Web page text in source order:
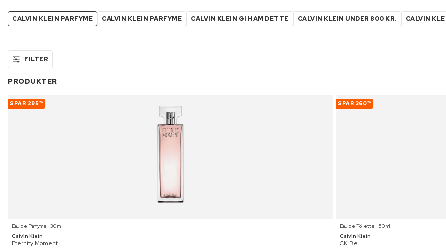
CALVIN KLEIN PARFYME CALVIN KLEIN PARFYME CALVIN KLEIN GI HAM DETTE CALVIN KLEIN UNDER 800 KR. CALVIN
FILTER
PRODUKTER
SPAR 295 70
Eau de Parfyme ⋅ 30 ml
Calvin Klein
Eternity Moment
SPAR 36070
Eau de Toilette ⋅ 50 ml
Calvin Klein
CK Be